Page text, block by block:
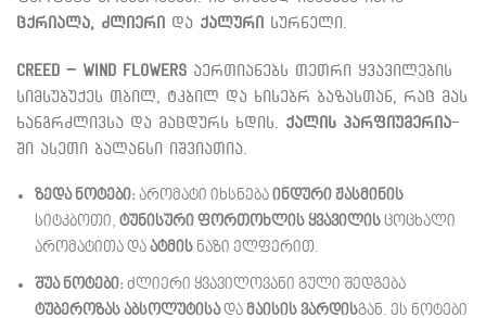
ცქრიალა, ძლიერი
და ქალური სურნელი.
Creed – Wind Flowers აერთიანებს თეთრი ყვავილების
სიმსუბუქეს თბილ, ტკბილ და ხისებრ ბაზასთან, რაც მას
ხანგრძლივსა და მაცდურს ხდის. ქალის პარფიუმერია-
ში ასეთი ბალანსი იშვიათია.
ზედა ნოტები: არომატი იხსნება ინდური ჟასმინის
სიტკბოთი, ტუნისური ფორთოხლის ყვავილის ცოცხალი
არომატითა და ატმის ნაზი ელფერით.
შუა ნოტები: ძლიერი ყვავილოვანი გული შედგება
ტუბეროზას აბსოლუტისადა მაისის ვარდისგან. ეს ნოტები